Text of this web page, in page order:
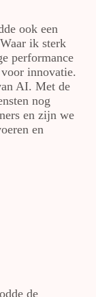
ook een
ik sterk
performance
innovatie.
AI. Met de
nog
en zijn we
en
de